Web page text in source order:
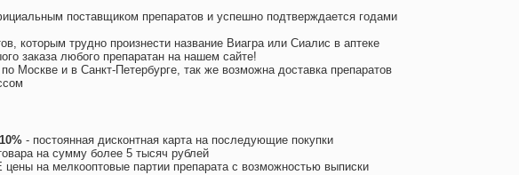
поставщиком препаратов и успешно подтверждается годами
которым трудно произнести название Виагра или Сиалис в аптеке
заказа любого препаратан на нашем сайте!
Москве и в Санкт-Петербурге, так же возможна доставка препаратов
- постоянная дисконтная карта на последующие покупки
на сумму более 5 тысяч рублей
на мелкооптовые партии препарата с возможностью выписки